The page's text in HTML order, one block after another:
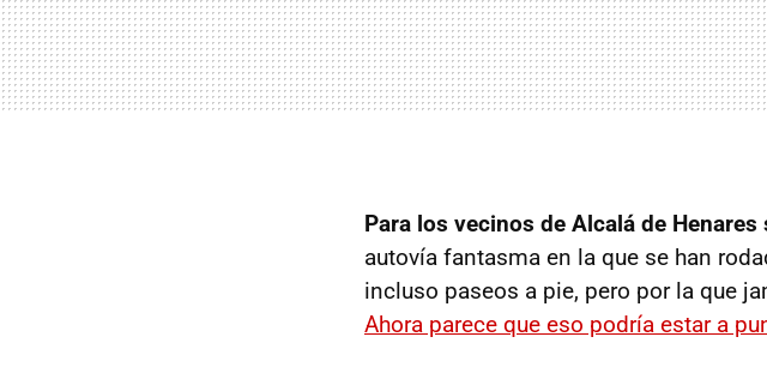
Para los vecinos de Alcalá de
autovía fantasma en la que se han
incluso paseos a pie, pero por la que
Ahora parece que eso podría estar a